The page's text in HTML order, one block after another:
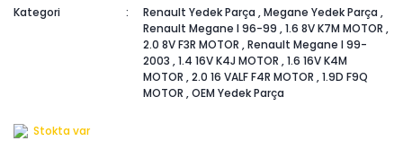
Kategori
Renault Yedek Parça ,Megane Yedek Parça ,
Renault Megane I 96-99 ,1.6 8V K7M MOTOR ,
2.0 8V F3R MOTOR ,Renault Megane I 99-
2003 ,1.4 16V K4J MOTOR ,1.6 16V K4M
MOTOR ,2.0 16 VALF F4R MOTOR ,1.9D F9Q
MOTOR ,OEM Yedek Parça
Stokta var